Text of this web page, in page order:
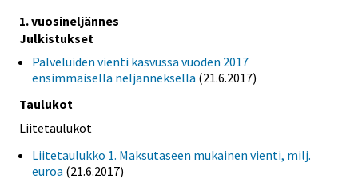
1. vuosineljännes
Julkistukset
Palveluiden vienti kasvussa vuoden 2017
ensimmäisellä neljänneksellä (21.6.2017)
Taulukot
Liitetaulukot
Liitetaulukko 1. Maksutaseen mukainen vienti, milj.
euroa (21.6.2017)